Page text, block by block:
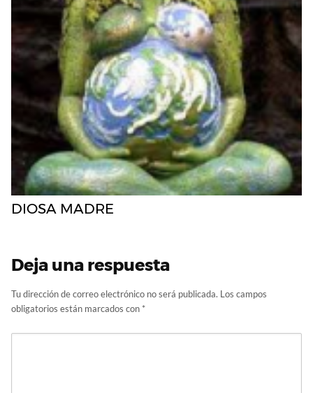
DIOSA MADRE
Deja una respuesta
Tu dirección de correo electrónico no será publicada. Los campos
obligatorios están marcados con *